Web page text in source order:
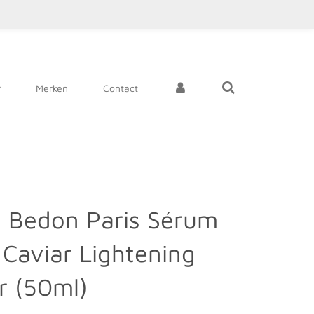
Merken Contact
Bedon Paris Sérum
Lightening
(50ml)